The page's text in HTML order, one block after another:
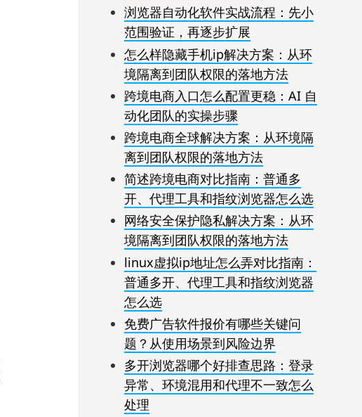
浏览器自动化软件实战流程：先小
范围验证，再逐步扩展
怎么样隐藏手机ip解决方案：从环
境隔离到团队权限的落地方法
跨境电商入口怎么配置更稳：AI 自
动化团队的实操步骤
跨境电商全球解决方案：从环境隔
离到团队权限的落地方法
简述跨境电商对比指南：普通多
开、代理工具和指纹浏览器怎么选
网络安全保护隐私解决方案：从环
境隔离到团队权限的落地方法
linux虚拟ip地址怎么弄对比指南：
普通多开、代理工具和指纹浏览器
怎么选
免费广告软件报价有哪些关键问
题？从使用场景到风险边界
多开浏览器哪个好排查思路：登录
异常、环境混用和代理不一致怎么
处理